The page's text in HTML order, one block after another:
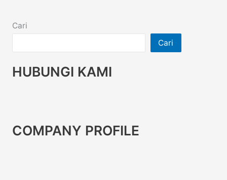
Cari
Cari
HUBUNGI KAMI
COMPANY PROFILE